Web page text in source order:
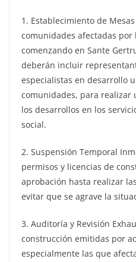
1. Establecimiento de
comunidades afectadas por
comenzando en Sante
deberán incluir
especialistas en desarrollo
comunidades, para realizar
los desarrollos en los
social.
2. Suspensión Temporal
permisos y licencias de
aprobación hasta realizar
evitar que se agrave la
3. Auditoría y Revisión
construcción emitidas por
especialmente las que